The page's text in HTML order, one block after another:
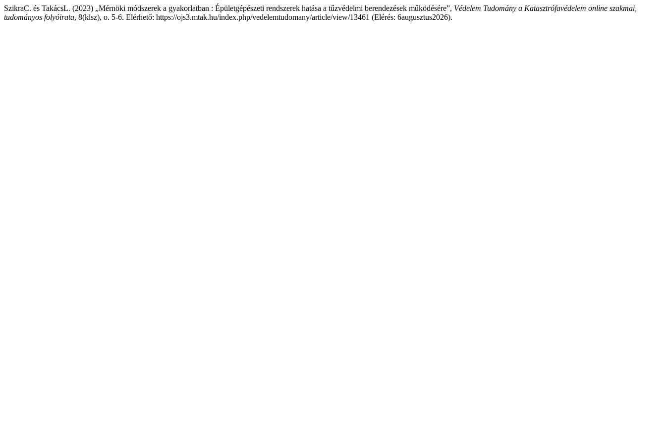
SzikraC. és TakácsL. (2023) „Mérnöki módszerek a gyakorlatban : Épületgépészeti rendszerek hatása a tűzvédelmi berendezések működésére”, Védelem Tudomány a Katasztrófavédelem online szakmai,
tudományos folyóirata, 8(klsz), o. 5-6. Elérhető: https://ojs3.mtak.hu/index.php/vedelemtudomany/article/view/13461 (Elérés: 6augusztus2026).